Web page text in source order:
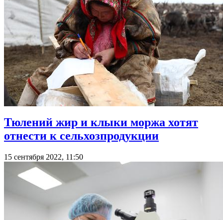
Тюлений жир и клыки моржа хотят
отнести к сельхозпродукции
15 сентября 2022, 11:50